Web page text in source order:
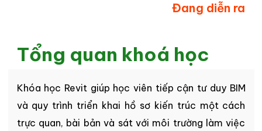
Đang diễn ra
Tổng quan khoá học
Khóa học Revit giúp học viên tiếp cận tư duy BIM
và quy trình triển khai hồ sơ kiến trúc một cách
trực quan, bài bản và sát với môi trường làm việc